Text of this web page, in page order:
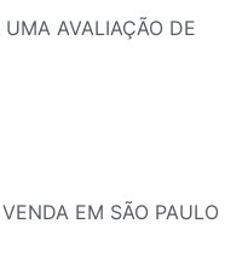
AVALIAÇÃO DE
EM SÃO PAULO